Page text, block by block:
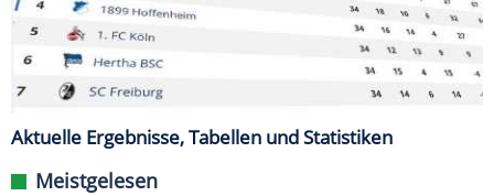
Aktuelle Ergebnisse, Tabellen und Statistiken
Meistgelesen